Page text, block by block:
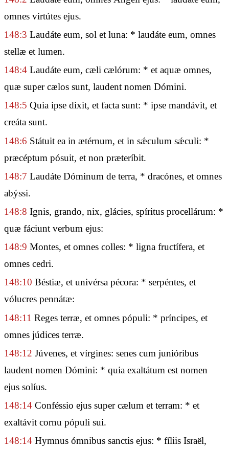
omnes virtútes ejus.
148:3 Laudáte eum, sol et luna: * laudáte eum, omnes
stellæ et lumen.
148:4 Laudáte eum, cæli cælórum: * et aquæ omnes,
quæ super cælos sunt, laudent nomen Dómini.
148:5 Quia ipse dixit, et facta sunt: * ipse mandávit, et
creáta sunt.
148:6 Státuit ea in ætérnum, et in sǽculum sǽculi: *
præcéptum pósuit, et non præteríbit.
148:7 Laudáte Dóminum de terra, * dracónes, et omnes
abýssi.
148:8 Ignis, grando, nix, glácies, spíritus procellárum: *
quæ fáciunt verbum ejus:
148:9 Montes, et omnes colles: * ligna fructífera, et
omnes cedri.
148:10 Béstiæ, et univérsa pécora: * serpéntes, et
vólucres pennátæ:
148:11 Reges terræ, et omnes pópuli: * príncipes, et
omnes júdices terræ.
148:12 Júvenes, et vírgines: senes cum junióribus
laudent nomen Dómini: * quia exaltátum est nomen
ejus solíus.
148:14 Conféssio ejus super cælum et terram: * et
exaltávit cornu pópuli sui.
148:14 Hymnus ómnibus sanctis ejus: * fíliis Israël,